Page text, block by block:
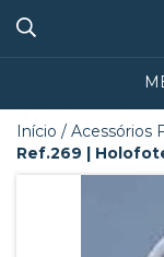
Início / Acessórios
Ref.269 |